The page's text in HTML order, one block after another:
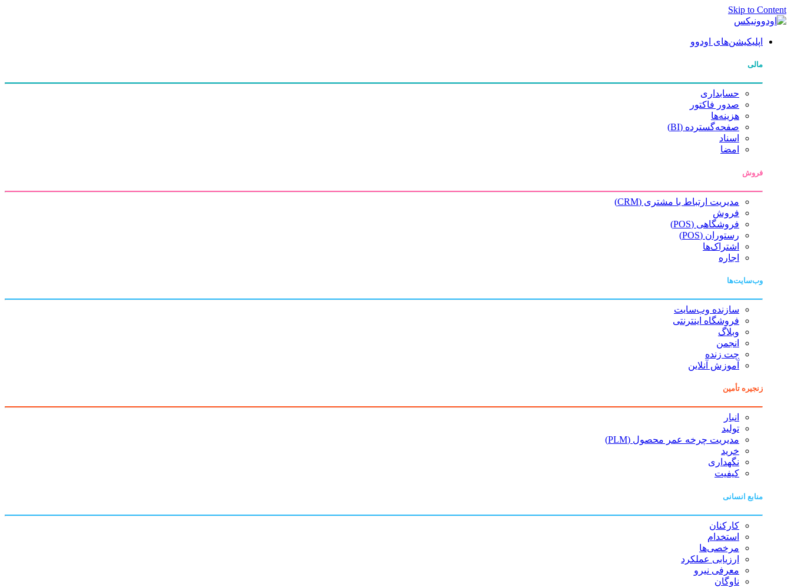
Skip to Content
اپلیکیشن‌های اودوو
مالی
حسابداری
صدور فاکتور
هزینه‌ها
صفحه‌گسترده (BI)
اسناد
امضا
فروش
مدیریت ارتباط با مشتری (CRM)
فروش
فروشگاهی (POS)
رستوران (POS)
اشتراک‌ها
اجاره
وب‌سایت‌ها
سازنده وب‌سایت
فروشگاه اینترنتی
وبلاگ
انجمن
چت زنده
آموزش آنلاین
زنجیره تأمین
انبار
تولید
مدیریت چرخه عمر محصول (PLM)
خرید
نگهداری
کیفیت
منابع انسانی
کارکنان
استخدام
مرخصی‌ها
ارزیابی عملکرد
معرفی نیرو
ناوگان